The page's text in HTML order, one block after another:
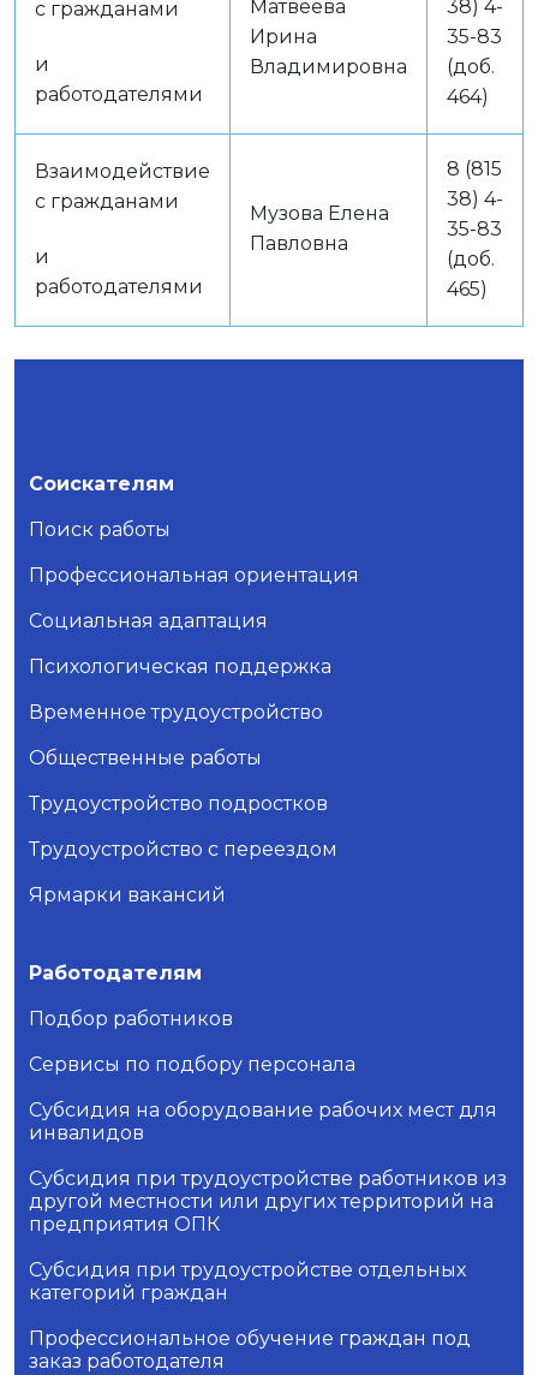
с гражданами
и
работодателями
Матвеева
Ирина
Владимировна
38) 4-
35-83
(доб.
464)
Взаимодействие
с гражданами
и
работодателями
Музова Елена
Павловна
8 (815
38) 4-
35-83
(доб.
465)
Соискателям
Поиск работы
Профессиональная ориентация
Социальная адаптация
Психологическая поддержка
Временное трудоустройство
Общественные работы
Трудоустройство подростков
Трудоустройство с переездом
Ярмарки вакансий
Работодателям
Подбор работников
Сервисы по подбору персонала
Субсидия на оборудование рабочих мест для
инвалидов
Субсидия при трудоустройстве работников из
другой местности или других территорий на
предприятия ОПК
Субсидия при трудоустройстве отдельных
категорий граждан
Профессиональное обучение граждан под
заказ работодателя